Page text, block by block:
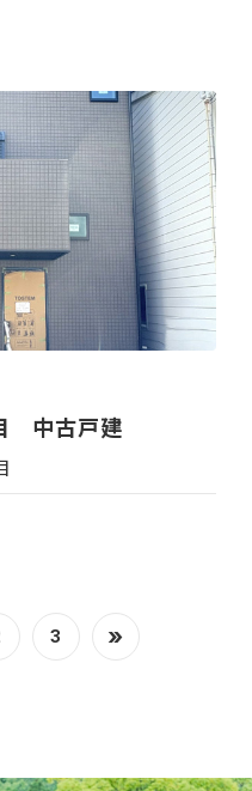
中古戸建
3 »